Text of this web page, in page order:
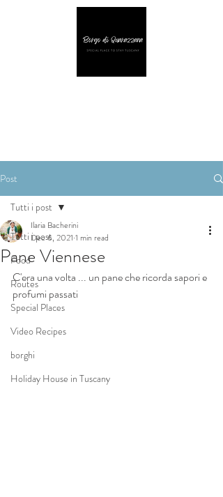
Post
Tutti i post
Food
Routes
Special Places
Video Recipes
borghi
Holiday House in Tuscany
Tutti i post
Pane Viennese
Ilaria Bacherini
Dec 6, 2021 1 min read
C'era una volta ... un pane che ricorda sapori e
profumi passati